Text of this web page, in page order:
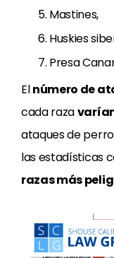
Mastines,
Huskies
Presa
Elnúmero de
cada raza
ataques de
las estadísticas
razas más